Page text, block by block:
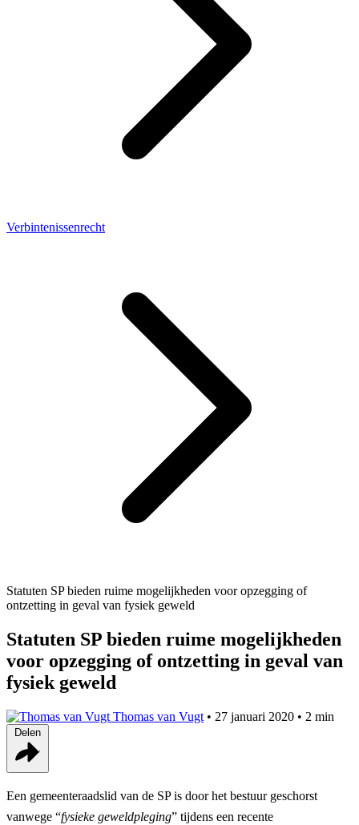
Verbintenissenrecht
Statuten SP bieden ruime mogelijkheden voor opzegging of
ontzetting in geval van fysiek geweld
Statuten SP bieden ruime mogelijkheden
voor opzegging of ontzetting in geval van
fysiek geweld
Thomas van Vugt • 27 januari 2020 • 2 min
Een gemeenteraadslid van de SP is door het bestuur geschorst
vanwege “fysieke geweldpleging” tijdens een recente